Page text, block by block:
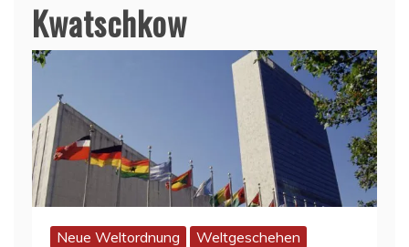
Kwatschkow
Neue Weltordnung Weltgeschehen